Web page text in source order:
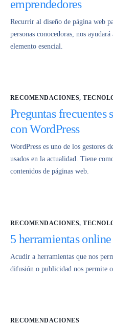
emprendedores
Recurrir al diseño de página web
personas conocedoras, nos
elemento esencial.
RECOMENDACIONES,
Preguntas frecuentes
con WordPress
WordPress es uno de los gestores
usados en la actualidad. Tiene
contenidos de páginas web.
RECOMENDACIONES,
5 herramientas
Acudir a herramientas que nos
difusión o publicidad nos permite
RECOMENDACIONES